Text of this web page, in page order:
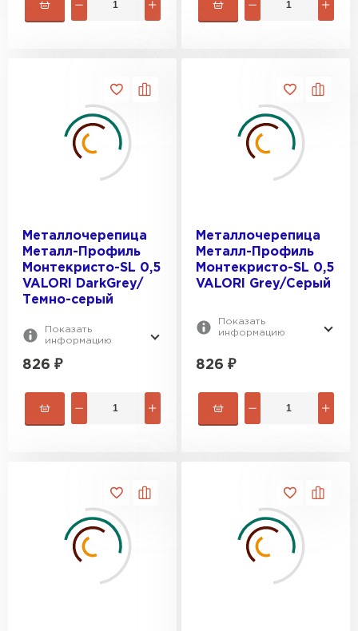
Металлочерепица
Металл-Профиль
Монтекристо-SL 0,5
VALORI DarkGrey/
Темно-серый
Показать
информацию
826 ₽
Металлочерепица
Металл-Профиль
Монтекристо-SL 0,5
VALORI Grey/Серый
Показать
информацию
826 ₽